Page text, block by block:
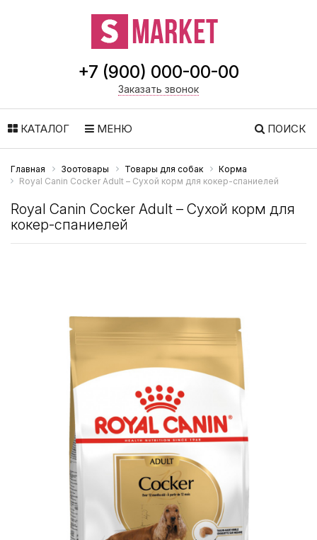
+7 (900) 000-00-00
Заказать звонок
КАТАЛОГ МЕНЮ ПОИСК
Главная Зоотовары Товары для собак
Корма
Royal Canin Cocker Adult – Сухой корм для кокер-спаниелей
Royal Canin Cocker Adult – Сухой корм для
кокер-спаниелей